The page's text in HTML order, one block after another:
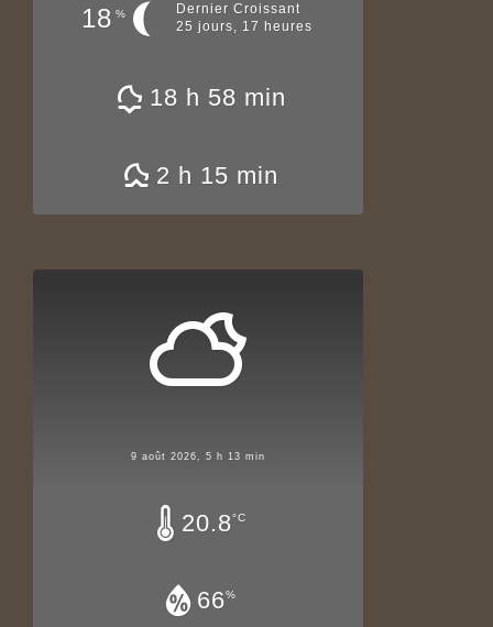
18 %
Dernier Croissant
25 jours, 17 heures
18 h 58 min
2 h 15 min
9 août 2026, 5 h 13 min
20.8°C
66%